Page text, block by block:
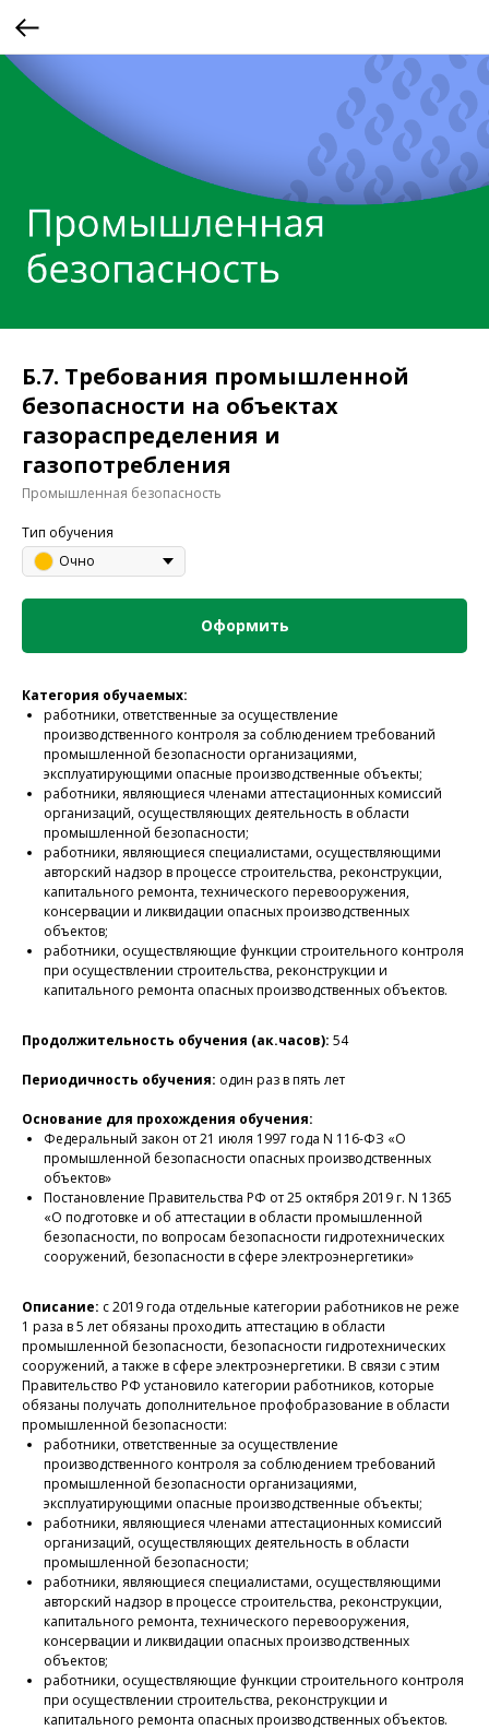
Б.7. Требования промышленной
безопасности на объектах
газораспределения и
газопотребления
Промышленная безопасность
Тип обучения
Очно
Оформить
Категория обучаемых:
работники, ответственные за осуществление
производственного контроля за соблюдением требований
промышленной безопасности организациями,
эксплуатирующими опасные производственные объекты;
работники, являющиеся членами аттестационных комиссий
организаций, осуществляющих деятельность в области
промышленной безопасности;
работники, являющиеся специалистами, осуществляющими
авторский надзор в процессе строительства, реконструкции,
капитального ремонта, технического перевооружения,
консервации и ликвидации опасных производственных
объектов;
работники, осуществляющие функции строительного контроля
при осуществлении строительства, реконструкции и
капитального ремонта опасных производственных объектов.
Продолжительность обучения (ак.часов): 54
Периодичность обучения: один раз в пять лет
Основание для прохождения обучения:
Федеральный закон от 21 июля 1997 года N 116-ФЗ «О
промышленной безопасности опасных производственных
объектов»
Постановление Правительства РФ от 25 октября 2019 г. N 1365
«О подготовке и об аттестации в области промышленной
безопасности, по вопросам безопасности гидротехнических
сооружений, безопасности в сфере электроэнергетики»
Описание: с 2019 года отдельные категории работников не реже
1 раза в 5 лет обязаны проходить аттестацию в области
промышленной безопасности, безопасности гидротехнических
сооружений, а также в сфере электроэнергетики. В связи с этим
Правительство РФ установило категории работников, которые
обязаны получать дополнительное профобразование в области
промышленной безопасности:
работники, ответственные за осуществление
производственного контроля за соблюдением требований
промышленной безопасности организациями,
эксплуатирующими опасные производственные объекты;
работники, являющиеся членами аттестационных комиссий
организаций, осуществляющих деятельность в области
промышленной безопасности;
работники, являющиеся специалистами, осуществляющими
авторский надзор в процессе строительства, реконструкции,
капитального ремонта, технического перевооружения,
консервации и ликвидации опасных производственных
объектов;
работники, осуществляющие функции строительного контроля
при осуществлении строительства, реконструкции и
капитального ремонта опасных производственных объектов.